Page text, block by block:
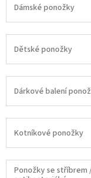
Dámské ponožky
Dětské ponožky
Dárkové balení
Kotníkové ponožky
Ponožky se stříbrem